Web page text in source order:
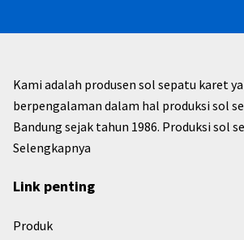
Kami adalah produsen sol sepatu karet
berpengalaman dalam hal produksi sol
Bandung sejak tahun 1986. Produksi sol
Selengkapnya
Link penting
Produk